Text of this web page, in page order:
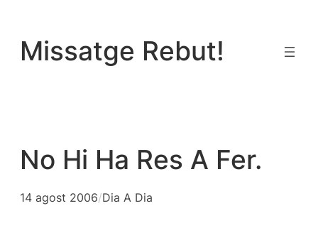
contingut
Missatge Rebut!
No Hi Ha Res A Fer.
14 agost 2006/Dia A Dia